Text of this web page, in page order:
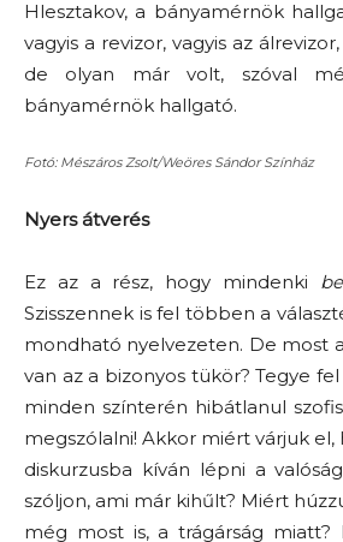
Hlesztakov, a bányamérnök
vagyis a revizor, vagyis az
de olyan már volt, szóval
bányamérnök hallgató.
Fotó: Mészáros Zsolt/Weöres Sándor Színház
Nyers átverés
Ez az a rész, hogy mindenki
Szisszennek is fel többen a
mondható nyelvezeten. De most
van az a bizonyos tükör? Tegye
minden színterén hibátlanul
megszólalni! Akkor miért várjuk el,
diskurzusba kíván lépni a
szóljon, ami már kihűlt? Miért
még most is, a trágárság